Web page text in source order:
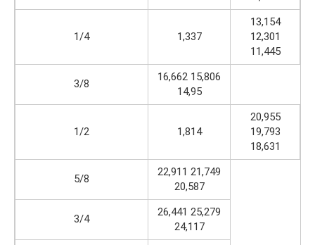
1/4 1,337
13,154
12,301
11,445
3/8
16,662 15,806
14,95
1/2 1,814
20,955
19,793
18,631
5/8
22,911 21,749
20,587
3/4
26,441 25,279
24,117